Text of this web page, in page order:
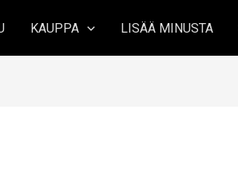
KAUPPA LISÄÄ MINUSTA